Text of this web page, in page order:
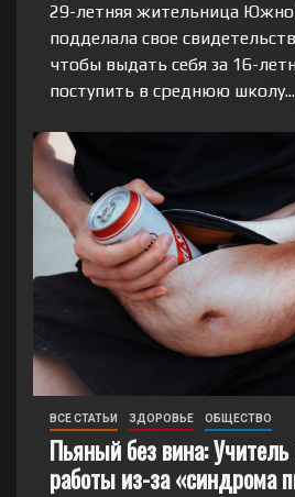
29-летняя жительница
подделала свое
чтобы выдать себя за 16-
поступить в среднюю школу...
ВСЕ СТАТЬИ ЗДОРОВЬЕ ОБЩЕСТВО
Пьяный без вина:
работы из-за «синдрома